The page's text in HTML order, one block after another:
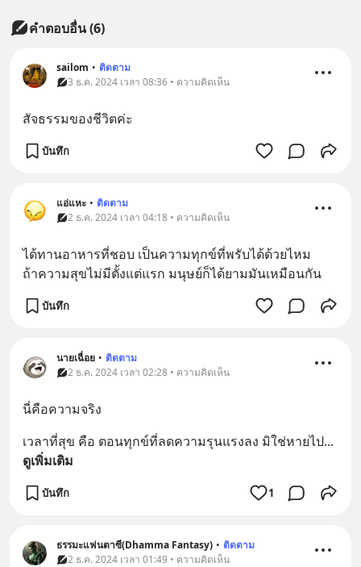
คำตอบอื่น(6)
sailom • ติดตาม
3 ธ.ค. 2024 เวลา 08:36 • ความคิดเห็น
สัจธรรมของชีวิตค่ะ
บันทึก
แอ่แหะ • ติดตาม
2 ธ.ค. 2024 เวลา 04:18 • ความคิดเห็น
ได้ทานอาหารที่ชอบ เป็นความทุกข์ที่พรับได้ด้วยไหม
ถ้าความสุขไม่มีตั้งแต่แรก มนุษย์ก็ได้ยามมันเหมือนกัน
บันทึก
นายเฉื่อย • ติดตาม
2 ธ.ค. 2024 เวลา 02:28 • ความคิดเห็น
นี่คือความจริง
เวลาที่สุข คือ ตอนทุกข์ที่ลดความรุนแรงลง มิใช่หายไป...
ดูเพิ่มเติม
บันทึก 1
ธรรมะแฟนตาซี(Dhamma Fantasy) • ติดตาม
2 ธ.ค. 2024 เวลา 01:49 • ความคิดเห็น